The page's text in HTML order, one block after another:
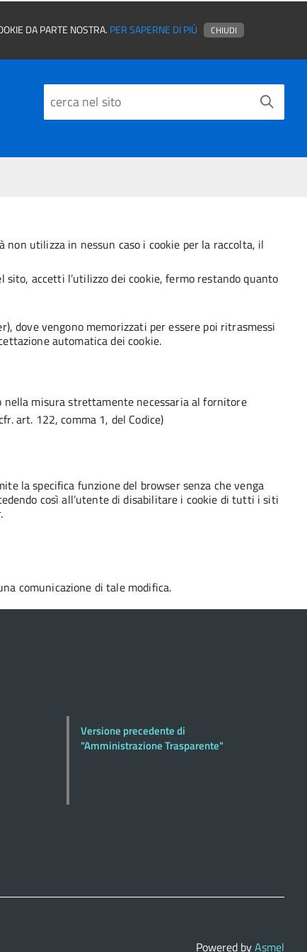
utilizza in nessun caso i cookie per la raccolta, il
accetti l’utilizzo dei cookie, fermo restando quanto
dove vengono memorizzati per essere poi ritrasmessi
automatica dei cookie.
nella misura strettamente necessaria al fornitore
art. 122, comma 1, del Codice)
la specifica funzione del browser senza che venga
così all’utente di disabilitare i cookie di tutti i siti
comunicazione di tale modifica.
Versione precedente di
"Amministrazione Trasparente"
Powered byAsmel
DA PARTE NOSTRA. PER SAPERNE DI PIÙ CHIUDI